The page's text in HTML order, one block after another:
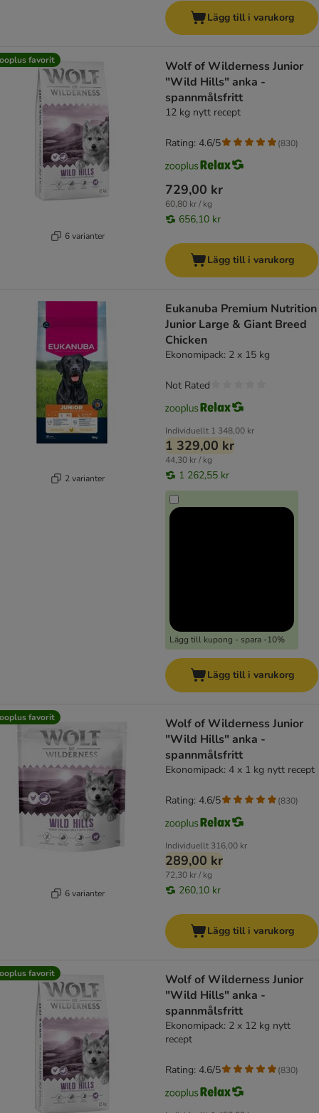
Lägg till i varukorg
favorit
6 varianter
Wolf of Wilderness Junior
"Wild Hills" anka -
spannmålsfritt
12 kg nytt recept
729,00 kr
60,80 kr / kg
656,10 kr
Rating: 4.6/5 (830)
Lägg till i varukorg
2 varianter
Eukanuba Premium Nutrition
Junior Large & Giant Breed
Chicken
Ekonomipack: 2 x 15 kg
Individuellt 1 348,00 kr
1 329,00 kr
44,30 kr / kg
1 262,55 kr
Lägg till kupong - spara -10%
Not Rated
Lägg till i varukorg
favorit
6 varianter
Wolf of Wilderness Junior
"Wild Hills" anka -
spannmålsfritt
Ekonomipack: 4 x 1 kg nytt recept
Individuellt 316,00 kr
289,00 kr
72,30 kr / kg
260,10 kr
Rating: 4.6/5 (830)
Lägg till i varukorg
favorit
Wolf of Wilderness Junior
"Wild Hills" anka -
spannmålsfritt
Ekonomipack: 2 x 12 kg nytt
recept
Rating: 4.6/5 (830)